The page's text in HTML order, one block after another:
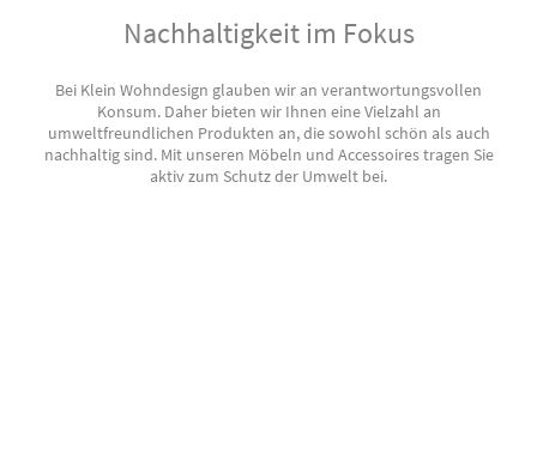
Nachhaltigkeit im Fokus
Bei Klein Wohndesign glauben wir an verantwortungsvollen
Konsum. Daher bieten wir Ihnen eine Vielzahl an
umweltfreundlichen Produkten an, die sowohl schön als auch
nachhaltig sind. Mit unseren Möbeln und Accessoires tragen Sie
aktiv zum Schutz der Umwelt bei.